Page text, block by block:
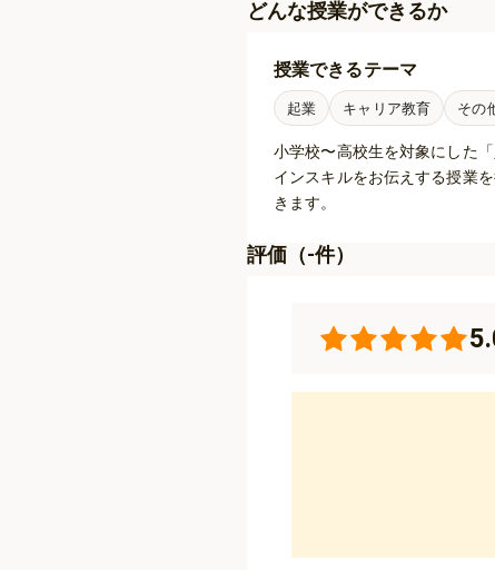
どんな授業ができるか
授業できるテーマ
起業 キャリア教育 その
小学校〜高校生を対象にした
インスキルをお伝えする授業
きます。
評価（-件）